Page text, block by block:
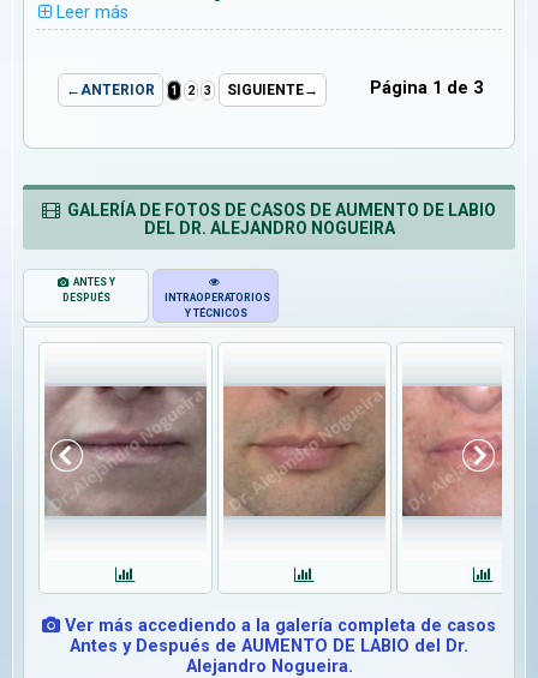
Leer más
←ANTERIOR 1 2 3 SIGUIENTE→ Página 1 de 3
GALERÍA DE FOTOS DE CASOS DE AUMENTO DE LABIO
DEL DR. ALEJANDRO NOGUEIRA
ANTES Y
DESPUÉS
INTRAOPERATORIOS
Y TÉCNICOS
Ver más accediendo a la galería completa de casos
Antes y Después de AUMENTO DE LABIO del Dr.
Alejandro Nogueira.